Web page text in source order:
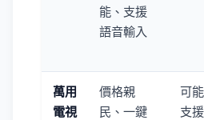
能、支援
語音輸入
萬用
電視
價格親
民、一鍵
可
支